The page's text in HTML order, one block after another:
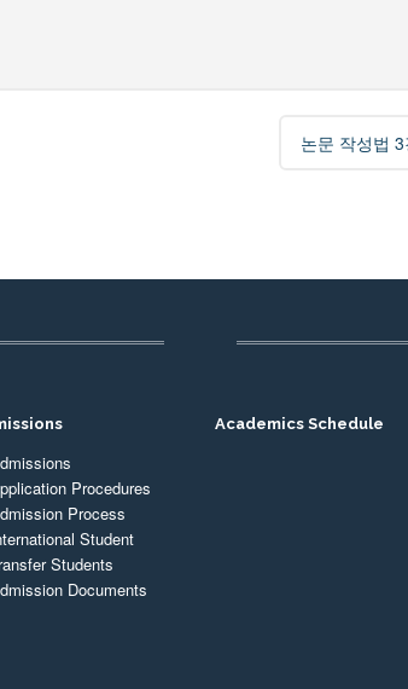
논문 작성법
Procedures
Process
Student
Students
Documents
Academics Schedule